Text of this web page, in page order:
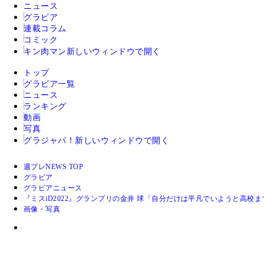
ニュース
グラビア
連載コラム
コミック
キン肉マン 新しいウィンドウで開く
トップ
グラビア一覧
ニュース
ランキング
動画
写真
グラジャパ！ 新しいウィンドウで開く
週プレNEWS TOP
グラビア
グラビアニュース
『ミスiD2022』グランプリの金井 球「自分だけは平凡でいようと高校ま
画像・写真